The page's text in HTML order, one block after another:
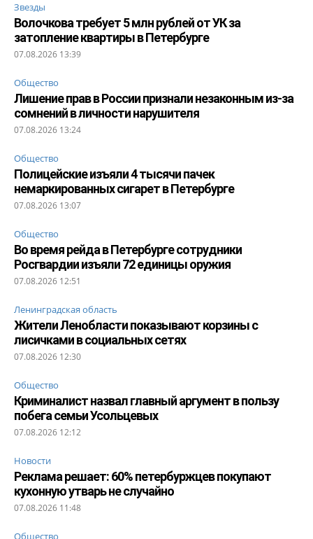
Звезды
Волочкова требует 5 млн рублей от УК за
затопление квартиры в Петербурге
07.08.2026 13:39
Общество
Лишение прав в России признали незаконным из-за
сомнений в личности нарушителя
07.08.2026 13:24
Общество
Полицейские изъяли 4 тысячи пачек
немаркированных сигарет в Петербурге
07.08.2026 13:07
Общество
Во время рейда в Петербурге сотрудники
Росгвардии изъяли 72 единицы оружия
07.08.2026 12:51
Ленинградская область
Жители Ленобласти показывают корзины с
лисичками в социальных сетях
07.08.2026 12:30
Общество
Криминалист назвал главный аргумент в пользу
побега семьи Усольцевых
07.08.2026 12:12
Новости
Реклама решает: 60% петербуржцев покупают
кухонную утварь не случайно
07.08.2026 11:48
Общество